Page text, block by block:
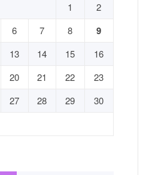
1
2
6 7 8 9
13 14 15
16
20 21 22
23
27 28 29
30